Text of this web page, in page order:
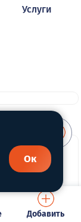
Услуги
Добавить
Ок